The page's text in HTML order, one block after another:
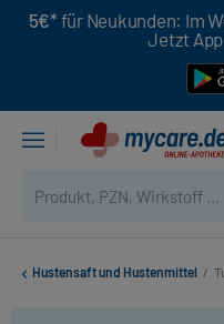
5€* für Neukunden: Im
Jetzt
Hustensaft und Hustenmittel /